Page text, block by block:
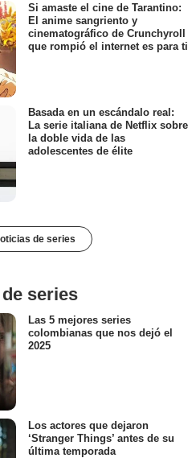
Si amaste el cine de Tarantino:
El anime sangriento y
cinematográfico de Crunchyroll
que rompió el internet es para ti
Basada en un escándalo real:
La serie italiana de Netflix sobre
la doble vida de las
adolescentes de élite
de series
series
Las 5 mejores series
colombianas que nos dejó el
2025
Los actores que dejaron
‘Stranger Things’ antes de su
última temporada